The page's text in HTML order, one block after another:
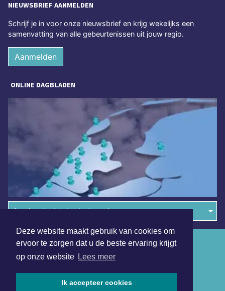
Deze website maakt gebruik van cookies om
ervoor te zorgen dat u de beste ervaring krijgt
op onze website Lees meer
Ik accepteer cookies
NIEUWSBRIEF AANMELDEN
Schrijf je in voor onze nieuwsbrief en krijg wekelijks een
samenvatting van alle gebeurtenissen uit jouw regio.
Aanmelden
ONLINE DAGBLADEN
Overige dagbladen in de regio
Algemene voorwaarden
Disclaimer